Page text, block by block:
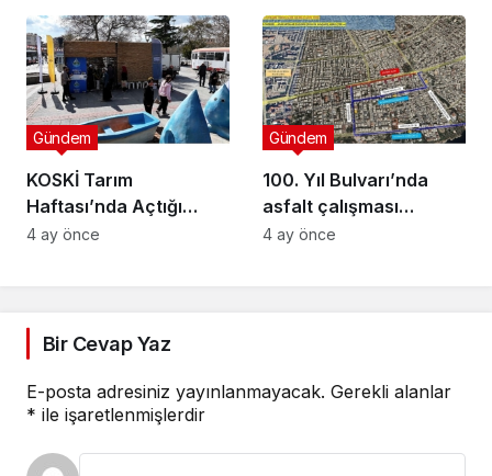
Cinsiyet Eşitliği
Semineri
KOSKİ Tarım
Haftası’nda Açtığı
Stantta Su Tasarrufu
Gündem
4 ay önce
100. Yıl Bulvarı’nda
asfalt çalışması
gerçekleştirilecek
Gündem
4 ay önce
Bir Cevap Yaz
E-posta adresiniz yayınlanmayacak. Gerekli alanlar
* ile işaretlenmişlerdir